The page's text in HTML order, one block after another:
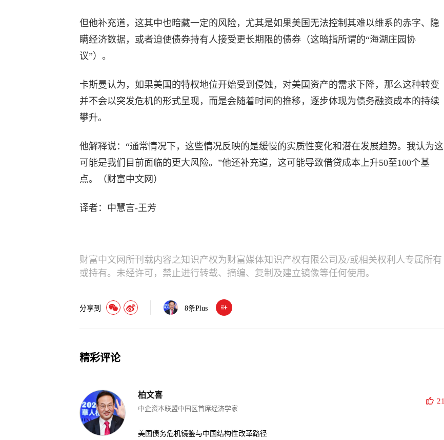
但他补充道，这其中也暗藏一定的风险，尤其是如果美国无法控制其难以维系的赤字、隐
瞒经济数据，或者迫使债券持有人接受更长期限的债券（这暗指所谓的“海湖庄园协
议”）。
卡斯曼认为，如果美国的特权地位开始受到侵蚀，对美国资产的需求下降，那么这种转变
并不会以突发危机的形式呈现，而是会随着时间的推移，逐步体现为债务融资成本的持续
攀升。
他解释说：“通常情况下，这些情况反映的是缓慢的实质性变化和潜在发展趋势。我认为这
可能是我们目前面临的更大风险。”他还补充道，这可能导致借贷成本上升50至100个基
点。（财富中文网）
译者：中慧言-王芳
财富中文网所刊载内容之知识产权为财富媒体知识产权有限公司及/或相关权利人专属所有
或持有。未经许可，禁止进行转载、摘编、复制及建立镜像等任何使用。
分享到 8条Plus
精彩评论
柏文喜
中企资本联盟中国区首席经济学家
21
美国债务危机镜鉴与中国结构性改革路径